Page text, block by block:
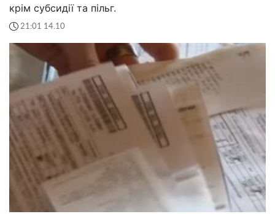
крім субсидії та пільг.
21:01 14.10